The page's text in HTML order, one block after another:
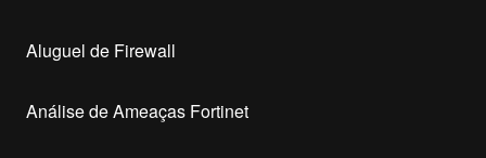
Aluguel de Firewall
Análise de Ameaças Fortinet